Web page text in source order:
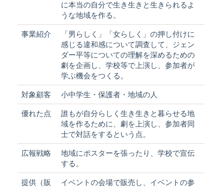
に本当の自分で生き生きと生きられるよ
うな地域を作る。
事業紹介
「男らしく」「女らしく」の押し付けに
感じる違和感について調査して、ジェン
ダー平等についての理解を深めるための
劇を企画し、学校等で上演し、参加者が
学ぶ機会をつくる。
対象顧客 小中学生・保護者・地域の人
優れた点
誰もが自分らしく生き生きと暮らせる地
域を作るために、劇を上演し、参加者同
士で対話をするという点。
広報戦略
地域にポスターを張ったり、学校で宣伝
する。
提供（販
イベントの会場で販売し、イベントの参